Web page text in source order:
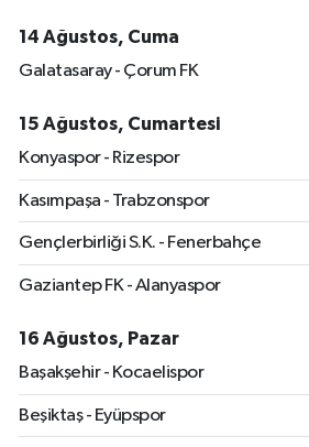
14 Ağustos, Cuma
Galatasaray - Çorum FK
15 Ağustos, Cumartesi
Konyaspor - Rizespor
Kasımpaşa - Trabzonspor
Gençlerbirliği S.K. - Fenerbahçe
Gaziantep FK - Alanyaspor
16 Ağustos, Pazar
Başakşehir - Kocaelispor
Beşiktaş - Eyüpspor